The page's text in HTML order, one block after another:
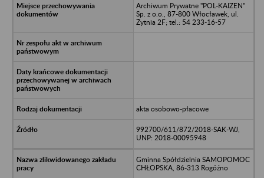
Archiwum Prywatne "POL-KAIZEN"
Sp. z o.o., 87-800 Włocławek, ul.
Żytnia 2F; tel.: 54 233-16-57
akta osobowo-płacowe
992700/611/872/2018-SAK-WJ,
UNP: 2018-00095948
Gminna Spółdzielnia SAMOPOMOC
CHŁOPSKA, 86-313 Rogóźno